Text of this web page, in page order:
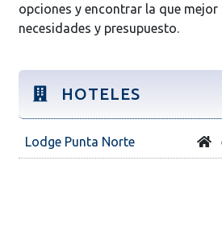
opciones y encontrar la que mejor
necesidades y presupuesto.
HOTELES
Lodge Punta Norte